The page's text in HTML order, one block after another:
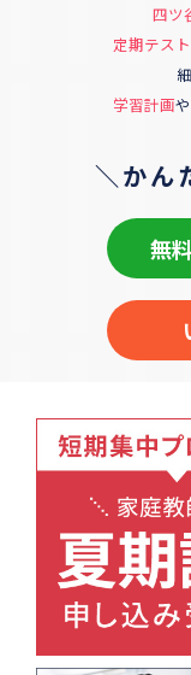
四ツ
定期テス
学習計画や
＼かん
無